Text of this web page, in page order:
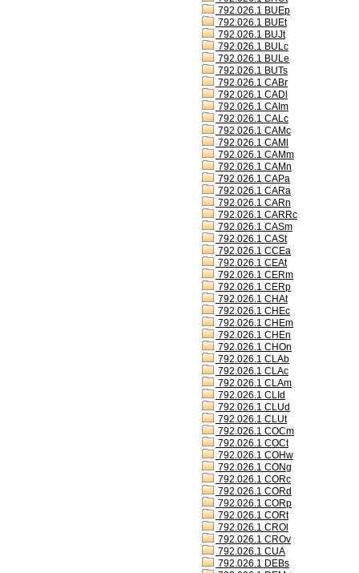
792.026.1 BUEp
792.026.1 BUEt
792.026.1 BUJt
792.026.1 BULc
792.026.1 BULe
792.026.1 BUTs
792.026.1 CABr
792.026.1 CADl
792.026.1 CAIm
792.026.1 CALc
792.026.1 CAMc
792.026.1 CAMl
792.026.1 CAMm
792.026.1 CAMn
792.026.1 CAPa
792.026.1 CARa
792.026.1 CARn
792.026.1 CARRc
792.026.1 CASm
792.026.1 CASt
792.026.1 CCEa
792.026.1 CEAt
792.026.1 CERm
792.026.1 CERp
792.026.1 CHAt
792.026.1 CHEc
792.026.1 CHEm
792.026.1 CHEn
792.026.1 CHOn
792.026.1 CLAb
792.026.1 CLAc
792.026.1 CLAm
792.026.1 CLId
792.026.1 CLUd
792.026.1 CLUt
792.026.1 COCm
792.026.1 COCt
792.026.1 COHw
792.026.1 CONg
792.026.1 CORc
792.026.1 CORd
792.026.1 CORp
792.026.1 CORt
792.026.1 CROl
792.026.1 CROv
792.026.1 CUA
792.026.1 DEBs